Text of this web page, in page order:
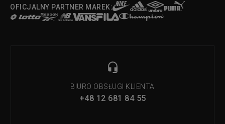
OFICJALNY PARTNER MAREK:
BIURO OBSŁUGI KLIENTA
+48 12 681 84 55